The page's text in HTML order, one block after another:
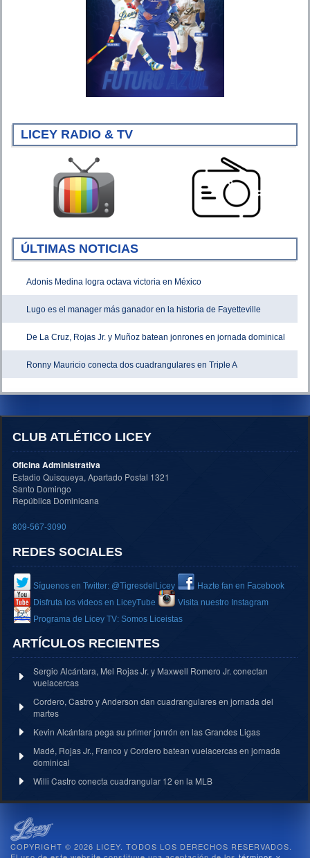
LICEY RADIO & TV
ÚLTIMAS NOTICIAS
Adonis Medina logra octava victoria en México
Lugo es el manager más ganador en la historia de Fayetteville
De La Cruz, Rojas Jr. y Muñoz batean jonrones en jornada dominical
Ronny Mauricio conecta dos cuadrangulares en Triple A
CLUB ATLÉTICO LICEY
Oficina Administrativa
Estadio Quisqueya, Apartado Postal 1321
Santo Domingo
República Dominicana
809-567-3090
REDES SOCIALES
Síguenos en Twitter: @TigresdelLicey
Hazte fan en Facebook
Disfruta los videos en LiceyTube
Visita nuestro Instagram
Programa de Licey TV: Somos Liceistas
ARTÍCULOS RECIENTES
Sergio Alcántara, Mel Rojas Jr. y Maxwell Romero Jr. conectan
vuelacercas
Cordero, Castro y Anderson dan cuadrangulares en jornada del
martes
Kevin Alcántara pega su primer jonrón en las Grandes Ligas
Madé, Rojas Jr., Franco y Cordero batean vuelacercas en jornada
dominical
Willi Castro conecta cuadrangular 12 en la MLB
COPYRIGHT © 2026 LICEY. TODOS LOS DERECHOS RESERVADOS.